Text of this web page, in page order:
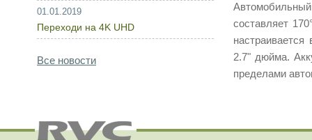
составляет
2.7" дюйма.
пределами
01.01.2019
Переходи на 4K UHD
Все новости